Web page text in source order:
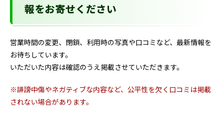
報をお寄せください
営業時間の変更、閉鎖、利用時の写真や口コミなど、最新情報を
お待ちしています。
いただいた内容は確認のうえ掲載させていただきます。
※誹謗中傷やネガティブな内容など、公平性を欠く口コミは掲載
されない場合があります。